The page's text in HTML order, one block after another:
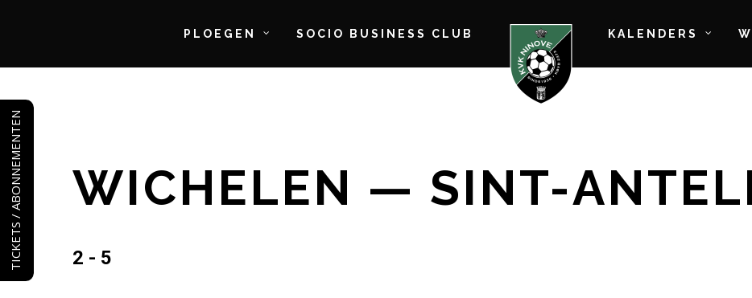
to
main
content
PLOEGEN SOCIO BUSINESS CLUB KALENDERS
WICHELEN — SINT-
2 - 5
TICKETS / ABONNEMENTEN